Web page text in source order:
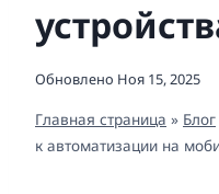
Обновлено Ноя 15, 2025
Главная страница » Блог
к автоматизации на